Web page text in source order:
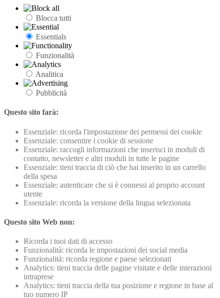
Blocca tutti
Essentials
Funzionalità
Analitica
Pubblicità
Questo sito farà:
Essenziale: ricorda l'impostazione dei permessi dei cookie
Essenziale: consentire i cookie di sessione
Essenziale: raccogli informazioni che inserisci in moduli di
contatto, newsletter e altri moduli in tutte le pagine
Essenziale: tieni traccia di ciò che hai inserito in un carrello
della spesa
Essenziale: autenticare che si è connessi al proprio account
utente
Essenziale: ricorda la versione della lingua selezionata
Questo sito Web non:
Ricorda i tuoi dati di accesso
Funzionalità: ricorda le impostazioni dei social media
Funzionalità: ricorda regione e paese selezionati
Analytics: tieni traccia delle pagine visitate e delle interazioni
intraprese
Analytics: tieni traccia della tua posizione e regione in base al
tuo numero IP